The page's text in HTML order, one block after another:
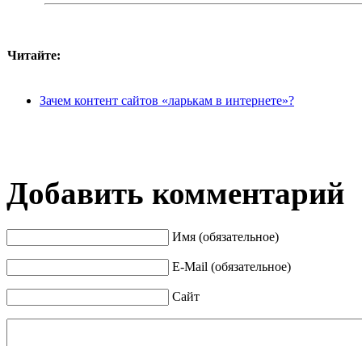
Читайте:
Зачем контент сайтов «ларькам в интернете»?
Добавить комментарий
Имя (обязательное)
E-Mail (обязательное)
Сайт